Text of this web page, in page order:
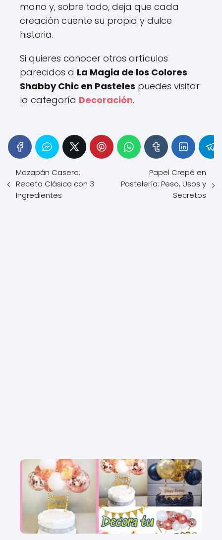
mano y, sobre todo, deja que cada
creación cuente su propia y dulce
historia.
Si quieres conocer otros artículos
parecidos a La Magia de los Colores
Shabby Chic en Pasteles puedes visitar
la categoría Decoración.
Mazapán Casero:
Receta Clásica con 3
Ingredientes
Papel Crepé en
Pastelería: Peso, Usos y
Secretos